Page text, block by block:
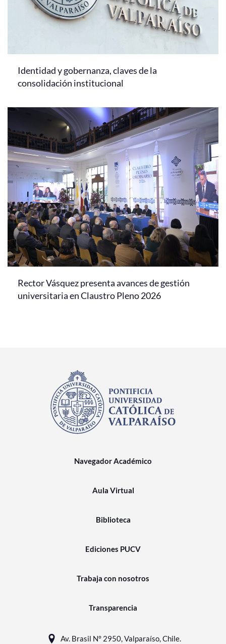
Identidad y gobernanza, claves de la
consolidación institucional
Rector Vásquez presenta avances de gestión
universitaria en Claustro Pleno 2026
Navegador Académico
Aula Virtual
Biblioteca
Ediciones PUCV
Trabaja con nosotros
Transparencia
Av. Brasil N° 2950, Valparaíso, Chile.